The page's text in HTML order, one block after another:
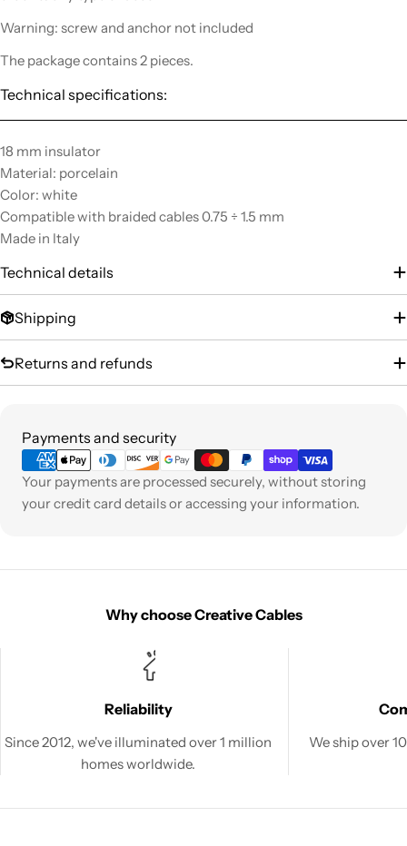
Warning: screw and anchor not included
The package contains 2 pieces.
Technical specifications:
18 mm insulator
Material: porcelain
Color: white
Compatible with braided cables 0.75 ÷ 1.5 mm
Made in Italy
Technical details
Shipping
Returns and refunds
Payments and security
Payment
methods
Your payments are processed securely, without storing
your credit card details or accessing your information.
Why choose Creative Cables
Reliability
Since 2012, we've illuminated over 1 million
homes worldwide.
We ship over